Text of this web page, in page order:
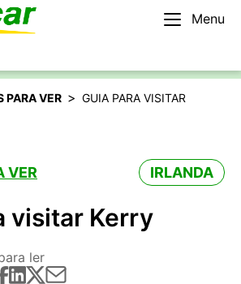
Menu
PARA VER > GUIA PARA VISITAR
VER IRLANDA
visitar Kerry
ler